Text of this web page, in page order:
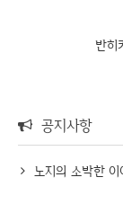
반히
공지사항
노지의 소박한